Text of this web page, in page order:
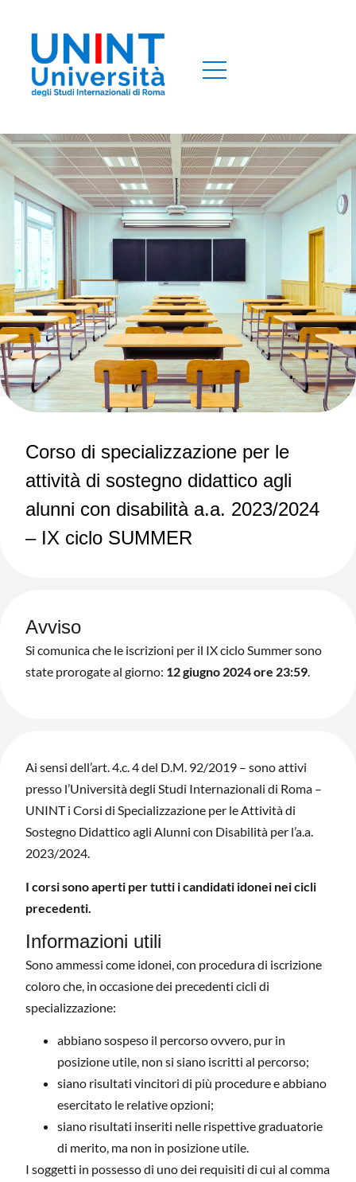
Corso di specializzazione per le
attività di sostegno didattico agli
alunni con disabilità a.a. 2023/2024
– IX ciclo SUMMER
Avviso
Si comunica che le iscrizioni per il IX ciclo Summer sono
state prorogate al giorno: 12 giugno 2024 ore 23:59.
Ai sensi dell’art. 4.c. 4 del D.M. 92/2019 – sono attivi
presso l’Università degli Studi Internazionali di Roma –
UNINT i Corsi di Specializzazione per le Attività di
Sostegno Didattico agli Alunni con Disabilità per l’a.a.
2023/2024.
I corsi sono aperti per tutti i candidati idonei nei cicli
precedenti.
Informazioni utili
Sono ammessi come idonei, con procedura di iscrizione
coloro che, in occasione dei precedenti cicli di
specializzazione:
abbiano sospeso il percorso ovvero, pur in
posizione utile, non si siano iscritti al percorso;
siano risultati vincitori di più procedure e abbiano
esercitato le relative opzioni;
siano risultati inseriti nelle rispettive graduatorie
di merito, ma non in posizione utile.
I soggetti in possesso di uno dei requisiti di cui al comma